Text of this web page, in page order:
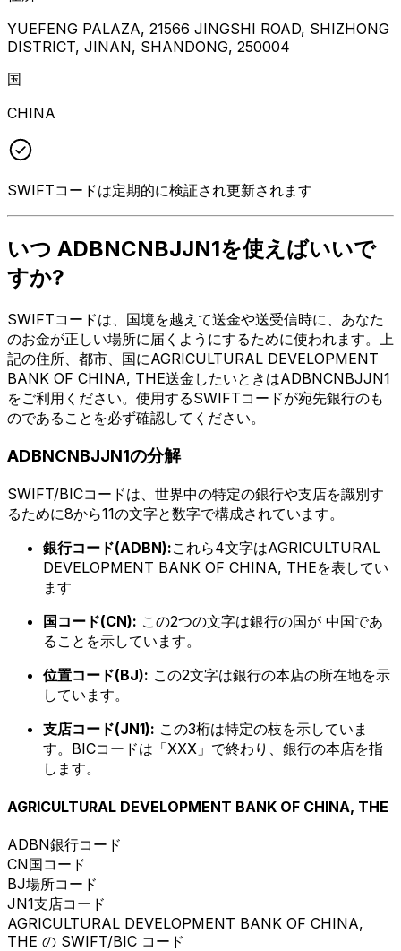
YUEFENG PALAZA, 21566 JINGSHI ROAD, SHIZHONG
DISTRICT, JINAN, SHANDONG, 250004
国
CHINA
SWIFTコードは定期的に検証され更新されます
いつ ADBNCNBJJN1を使えばいいで
すか?
SWIFTコードは、国境を越えて送金や送受信時に、あなた
のお金が正しい場所に届くようにするために使われます。上
記の住所、都市、国にAGRICULTURAL DEVELOPMENT
BANK OF CHINA, THE送金したいときはADBNCNBJJN1
をご利用ください。使用するSWIFTコードが宛先銀行のも
のであることを必ず確認してください。
ADBNCNBJJN1の分解
SWIFT/BICコードは、世界中の特定の銀行や支店を識別す
るために8から11の文字と数字で構成されています。
銀行コード(ADBN):これら4文字はAGRICULTURAL
DEVELOPMENT BANK OF CHINA, THEを表してい
ます
国コード(CN): この2つの文字は銀行の国が 中国であ
ることを示しています。
位置コード(BJ): この2文字は銀行の本店の所在地を示
しています。
支店コード(JN1): この3桁は特定の枝を示していま
す。BICコードは「XXX」で終わり、銀行の本店を指
します。
AGRICULTURAL DEVELOPMENT BANK OF CHINA, THE
ADBN銀行コード
CN国コード
BJ場所コード
JN1支店コード
AGRICULTURAL DEVELOPMENT BANK OF CHINA,
THE の SWIFT/BIC コード